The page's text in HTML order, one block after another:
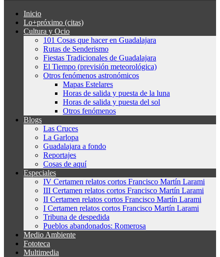
Inicio
Lo+próximo (citas)
Cultura y Ocio
101 Cosas que hacer en Guadalajara
Rutas de Senderismo
Fiestas Tradicionales de Guadalajara
El Tiempo (previsión meteorológica)
Otros fenómenos astronómicos
Mapas Estelares
Horas de salida y puesta de la luna
Horas de salida y puesta del sol
Otros fenómenos
Blogs
Las Cruces
La Garlopa
Guadalajara a fondo
Reportajes
Cosas de aquí
Especiales
IV Certamen relatos cortos Francisco Martín Larami
III Certamen relatos cortos Francisco Martín Larami
II Certamen relatos cortos Francisco Martín Larami
I Certamen relatos cortos Francisco Martín Larami
Tribuna de despedida
Pueblos abandonados: Romerosa
Medio Ambiente
Fototeca
Multimedia